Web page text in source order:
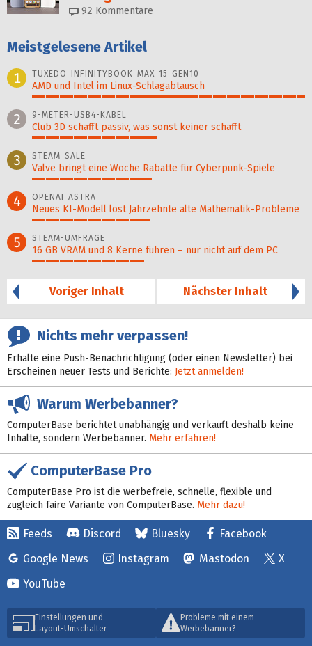
92 Kommentare
Meistgelesene Artikel
1
TUXEDO INFINITYBOOK MAX 15 GEN10
AMD und Intel im Linux-Schlagabtausch
2 9-METER-USB4-KABEL
Club 3D schafft passiv, was sonst keiner schafft
3 STEAM SALE
Valve bringt eine Woche Rabatte für Cyberpunk-Spiele
4 OPENAI ASTRA
Neues KI-Modell löst Jahr­zehn­te alte Ma­thematik-Pro­ble­me
5 STEAM-UMFRAGE
16 GB VRAM und 8 Kerne führen – nur nicht auf dem PC
Voriger Inhalt
Nächster Inhalt
Nichts mehr verpassen!
Erhalte eine Push-Benachrichtigung (oder einen Newsletter) bei
Erscheinen neuer Tests und Berichte: Jetzt anmelden!
Warum Werbebanner?
ComputerBase berichtet unabhängig und verkauft deshalb keine
Inhalte, sondern Werbebanner. Mehr erfahren!
ComputerBase Pro
ComputerBase Pro ist die werbefreie, schnelle, flexible und
zugleich faire Variante von ComputerBase. Mehr dazu!
Feeds Discord Bluesky
Facebook
Google News
Instagram Mastodon
X
YouTube
Einstellungen und
Layout-Umschalter
Probleme mit einem
Werbebanner?